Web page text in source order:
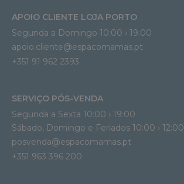
APOIO CLIENTE LOJA PORTO
Segunda a Domingo 10:00 › 19:00
apoio.cliente@espacomamas.pt
+351 91 962 2393
SERVIÇO PÓS-VENDA
Segunda a Sexta 10:00 › 19:00
Sábado, Domingo e Feriados 10:00 › 12:00
posvenda@espacomamas.pt
+351 963 396 200